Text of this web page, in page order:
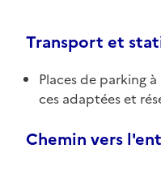
Transport et
Places de parking
ces adaptées et
Chemin vers